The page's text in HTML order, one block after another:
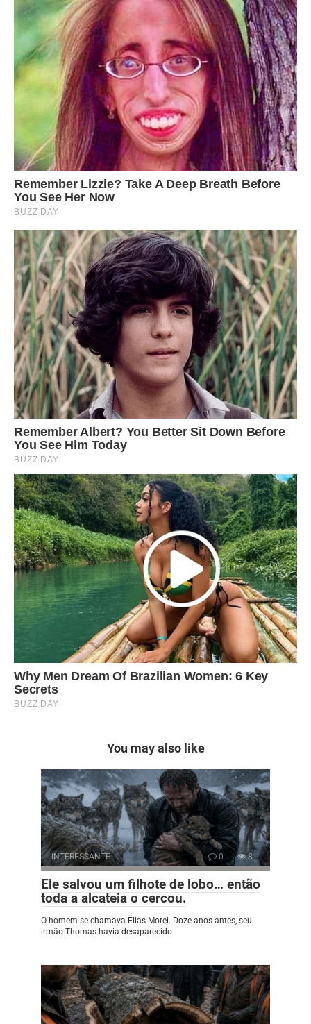
You may also like
INTERESSANTE 0 8
Ele salvou um filhote de lobo… então
toda a alcateia o cercou.
O homem se chamava Élias Morel. Doze anos antes, seu
irmão Thomas havia desaparecido